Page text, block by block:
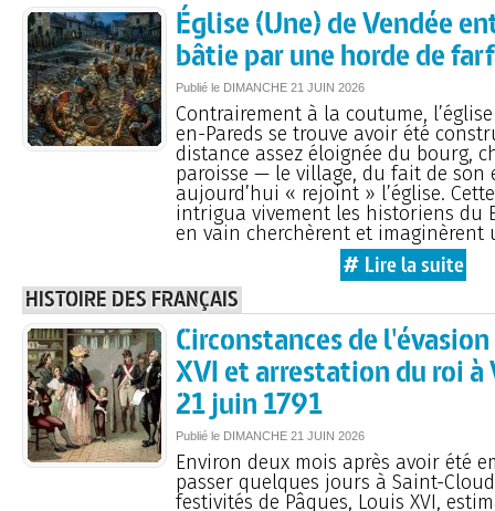
Église (Une) de Vendée
bâtie par une horde de
Publié le DIMANCHE 21 JUIN 2026
Contrairement à la coutume,
en-Pareds se trouve avoir été
distance assez éloignée du bourg,
paroisse — le village, du fait de son
aujourd’hui « rejoint » l’église.
intrigua vivement les historiens du
en vain cherchèrent et imaginèrent
# Lire la suite
HISTOIRE DES FRANÇAIS
Circonstances de
XVI et arrestation du roi à
21 juin 1791
Publié le DIMANCHE 21 JUIN 2026
Environ deux mois après avoir été
passer quelques jours à Saint-
festivités de Pâques, Louis XVI,